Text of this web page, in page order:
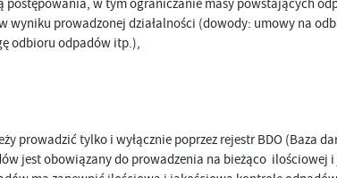
wyniku prowadzonej działalności (dowody: umowy na
odbioru odpadów itp.),
prowadzić tylko i wyłącznie poprzez rejestr BDO (Baza
jest obowiązany do prowadzenia na bieżąco